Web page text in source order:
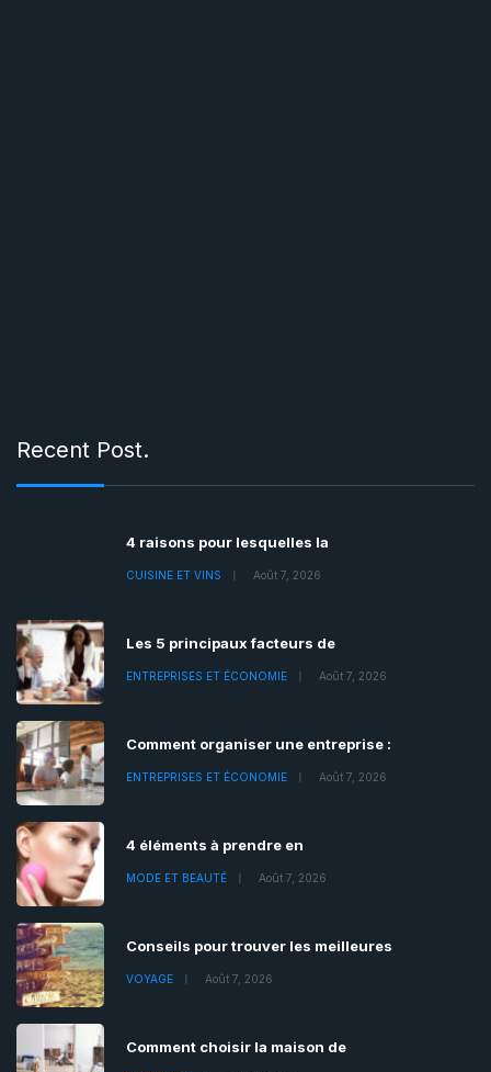
Recent Post.
4 raisons pour lesquelles la
CUISINE ET VINS Août 7, 2026
Les 5 principaux facteurs de
ENTREPRISES ET ÉCONOMIE Août 7, 2026
Comment organiser une entreprise :
ENTREPRISES ET ÉCONOMIE Août 7, 2026
4 éléments à prendre en
MODE ET BEAUTÉ Août 7, 2026
Conseils pour trouver les meilleures
VOYAGE Août 7, 2026
Comment choisir la maison de